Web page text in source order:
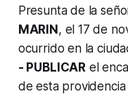
Presunta de la
MARIN, el 17 de
ocurrido en la
- PUBLICAR el
de esta